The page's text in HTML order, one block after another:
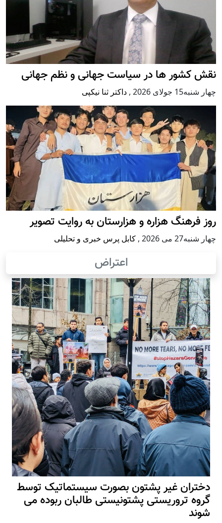
نقش کشور ها در سیاست جهانی و نظم جهانی
چهار شنبه15 جولای 2026 , داکتر ثنا نیکپی
روز فرهنگ هزاره و هزارستان به روایت تصویر
چهار شنبه27 می 2026 , کابل پرس خبری و تحلیلی
اعتراض
دختران غیر پشتون بصورت سیستماتیک توسط
گروه تروریستی پشتونیستی طالبان ربوده می
شوند